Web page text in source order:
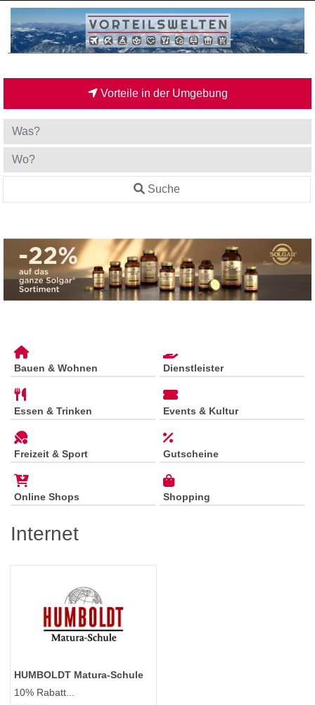
Vorteile in der Umgebung
Suche
Bauen & Wohnen Dienstleister
Essen & Trinken Events & Kultur
Freizeit & Sport Gutscheine
Online Shops Shopping
Internet
HUMBOLDT Matura-Schule
10% Rabatt...